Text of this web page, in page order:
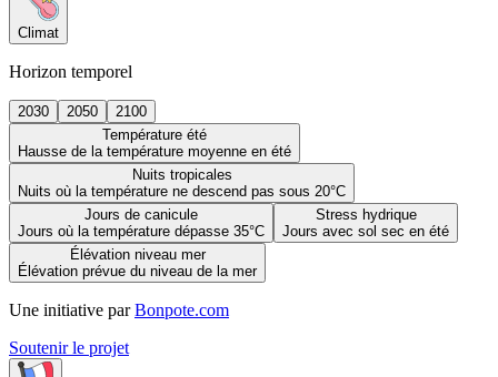
Climat
Horizon temporel
2030 2050
2100
Température été
Hausse de la température moyenne en été
Nuits tropicales
Nuits où la température ne descend pas sous 20°C
Jours de canicule
Jours où la température dépasse 35°C
Stress hydrique
Jours avec sol sec en été
Élévation niveau mer
Élévation prévue du niveau de la mer
Une initiative par Bonpote.com
Soutenir le projet